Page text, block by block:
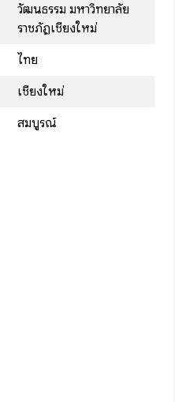
วัฒนธรรม มหาวิทยาลัย
ราชภัฏเชียงใหม่
ไทย
เชียงใหม่
สมบูรณ์